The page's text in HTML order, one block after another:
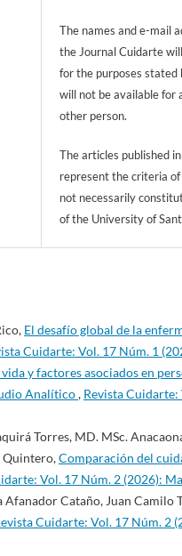
The names and e-mail
the Journal Cuidarte
for the purposes stated
will not be available for
other person.
The articles published
represent the criteria
not necessarily
of the University of
El desafío global de la
Cuidarte: Vol. 17 Núm. 1
y factores asociados en
Analítico, Revista
Torres, MD. MSc.
Quintero,Comparación del
Vol. 17 Núm. 2 (2026):
Cataño, Juan Camilo
Cuidarte: Vol. 17 Núm. 2